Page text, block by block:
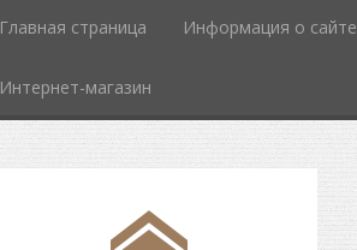
Главная страница Информация о сайте
Интернет-магазин